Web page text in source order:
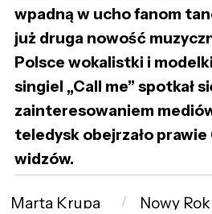
wpadną w ucho fanom
już druga nowość
Polsce wokalistki i
singiel „Call me” spotkał
zainteresowaniem
teledysk obejrzało
widzów.
Marta Krupa
Nowy Rok